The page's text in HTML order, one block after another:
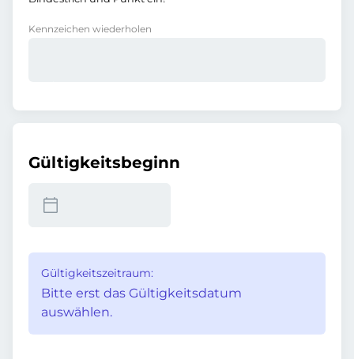
Kennzeichen wiederholen
Gültigkeitsbeginn
Gültigkeitszeitraum:
Bitte erst das Gültigkeitsdatum
auswählen.